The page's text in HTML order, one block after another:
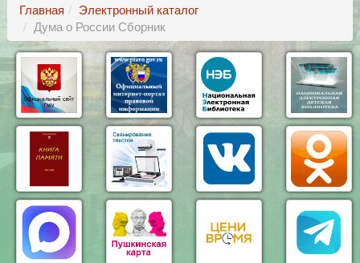
Главная
Электронный каталог
Дума о России Сборник